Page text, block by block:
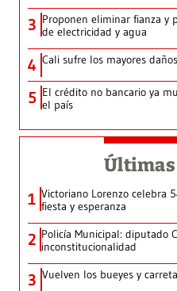
3 Proponen eliminar fianza y
de electricidad y agua
4 Cali sufre los mayores
5 El crédito no bancario ya
el país
1 Victoriano Lorenzo celebra
fiesta y esperanza
2 Policía Municipal: diputado
inconstitucionalidad
3 Vuelven los bueyes y